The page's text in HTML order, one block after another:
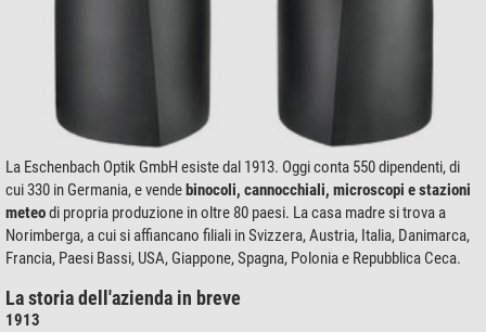
La Eschenbach Optik GmbH esiste dal 1913. Oggi conta 550 dipendenti, di
cui 330 in Germania, e vende binocoli, cannocchiali, microscopi e stazioni
meteodi propria produzione in oltre 80 paesi. La casa madre si trova a
Norimberga, a cui si affiancano filiali in Svizzera, Austria, Italia, Danimarca,
Francia, Paesi Bassi, USA, Giappone, Spagna, Polonia e Repubblica Ceca.
La storia dell'azienda in breve
1913